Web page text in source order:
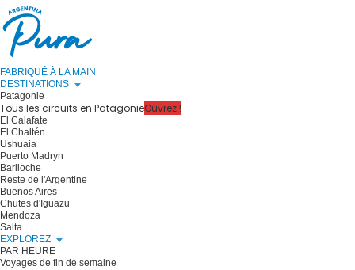
FABRIQUÉ À LA MAIN
DESTINATIONS
Patagonie
Tous les circuits en PatagonieOuvrez !
El Calafate
El Chaltén
Ushuaia
Puerto Madryn
Bariloche
Reste de l'Argentine
Buenos Aires
Chutes d'Iguazu
Mendoza
Salta
EXPLOREZ
PAR HEURE
Voyages de fin de semaine